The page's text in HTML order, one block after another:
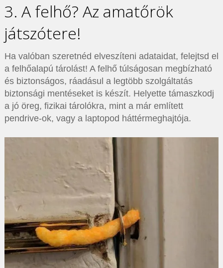
3. A felhő? Az amatőrök
játszótere!
Ha valóban szeretnéd elveszíteni adataidat, felejtsd el
a felhőalapú tárolást! A felhő túlságosan megbízható
és biztonságos, ráadásul a legtöbb szolgáltatás
biztonsági mentéseket is készít. Helyette támaszkodj
a jó öreg, fizikai tárolókra, mint a már említett
pendrive-ok, vagy a laptopod háttérmeghajtója.